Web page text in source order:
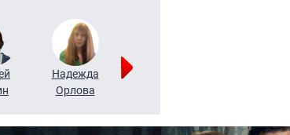
Надежда
Орлова